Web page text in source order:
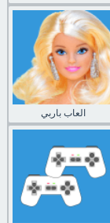
العاب باربي